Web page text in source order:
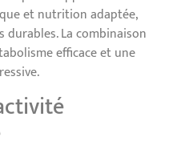
et nutrition adaptée,
La combinaison
efficace et une